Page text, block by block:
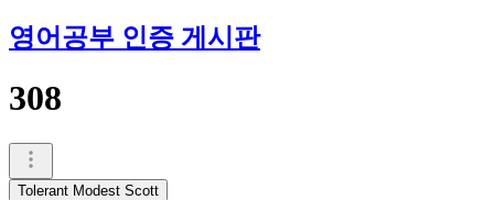
영어공부 인증 게시판
308
Tolerant Modest Scott